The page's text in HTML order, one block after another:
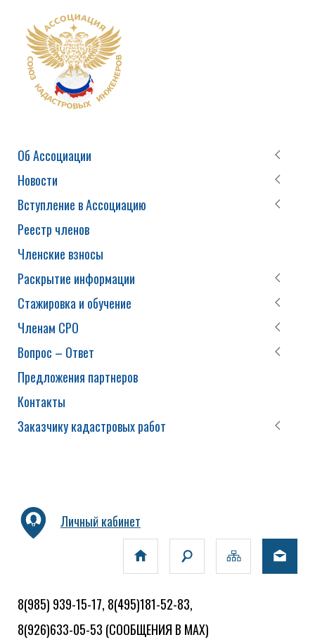
Об Ассоциации
Новости
Вступление в Ассоциацию
Реестр членов
Членские взносы
Раскрытие информации
Стажировка и обучение
Членам СРО
Вопрос – Ответ
Предложения партнеров
Контакты
Заказчику кадастровых работ
Личный кабинет
8(985) 939-15-17, 8(495)181-52-83,
8(926)633-05-53 (СООБЩЕНИЯ В MAX)